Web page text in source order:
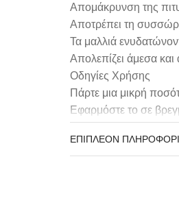
Απομάκρυνση της
Αποτρέπει τη
Τα μαλλιά
Απολεπίζει άμεσα και
Οδηγίες Χρήσης
Πάρτε μια μικρή
Εφαρμόστε το σε
Σε περίπτωση επαφής
ΕΠΙΠΛΈΟΝ